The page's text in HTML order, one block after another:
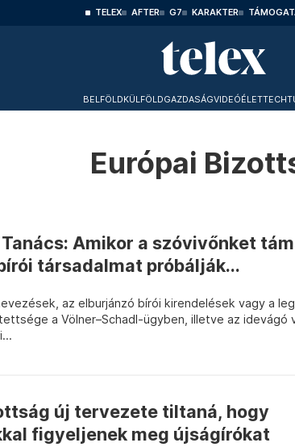
TELEX AFTER G7 KARAKTER
BELFÖLDKÜLFÖLDGAZDASÁGVIDEÓÉLET
Európai
Amikor a szóvivőnket
társadalmat próbálják...
az elburjánzó bírói kirendelések vagy a
a Völner–Schadl-ügyben, illetve az idevágó
új tervezete tiltaná, hogy
figyeljenek meg újságírókat